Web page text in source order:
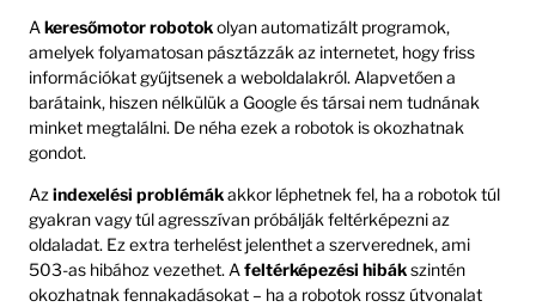
Akeresőmotor robotokolyan automatizált programok,
amelyek folyamatosan pásztázzák az internetet, hogy friss
információkat gyűjtsenek a weboldalakról. Alapvetően a
barátaink, hiszen nélkülük a Google és társai nem tudnának
minket megtalálni. De néha ezek a robotok is okozhatnak
gondot.
Az indexelési problémákakkor léphetnek fel, ha a robotok túl
gyakran vagy túl agresszívan próbálják feltérképezni az
oldaladat. Ez extra terhelést jelenthet a szerverednek, ami
503-as hibához vezethet. Afeltérképezési hibákszintén
okozhatnak fennakadásokat – ha a robotok rossz útvonalat